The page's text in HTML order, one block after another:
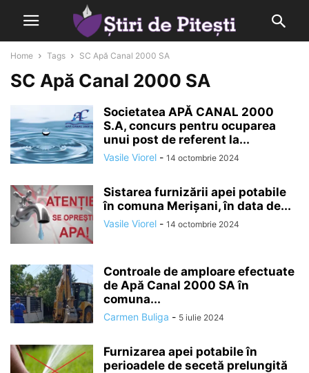
Home Tags SC Apă Canal 2000 SA
SC Apă Canal 2000 SA
Societatea APĂ CANAL 2000
S.A, concurs pentru ocuparea
unui post de referent la...
Vasile Viorel - 14 octombrie 2024
Sistarea furnizării apei potabile
în comuna Merișani, în data de...
Vasile Viorel - 14 octombrie 2024
Controale de amploare efectuate
de Apă Canal 2000 SA în
comuna...
Carmen Buliga - 5 iulie 2024
Furnizarea apei potabile în
perioadele de secetă prelungită